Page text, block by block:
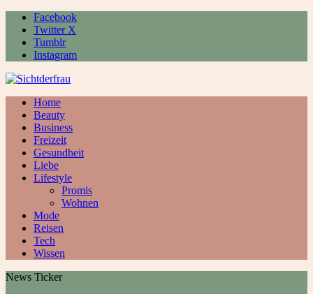
Facebook
Twitter X
Tumblr
Instagram
Home
Beauty
Business
Freizeit
Gesundheit
Liebe
Lifestyle
Promis
Wohnen
Mode
Reisen
Tech
Wissen
News Ticker